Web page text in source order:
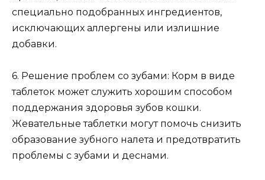
специально подобранных ингредиентов,
исключающих аллергены или излишние
добавки.
6. Решение проблем со зубами: Корм в виде
таблеток может служить хорошим способом
поддержания здоровья зубов кошки.
Жевательные таблетки могут помочь снизить
образование зубного налета и предотвратить
проблемы с зубами и деснами.